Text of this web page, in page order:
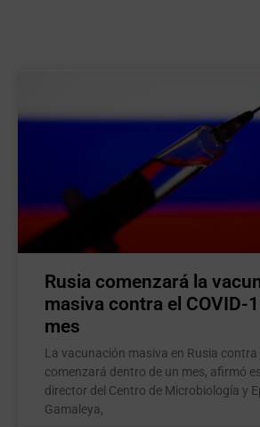
Rusia comenzará la
masiva contra el COVID-
mes
La vacunación masiva en Rusia contra
comenzará dentro de un mes, afirmó
director del Centro de Microbiología y
Gamaleya,